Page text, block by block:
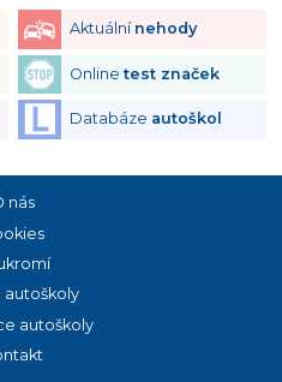
Aktuální nehody
Onlinetest značek
Databáze autoškol
nás
autoškoly
autoškoly